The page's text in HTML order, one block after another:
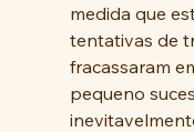
medida que
tentativas de
fracassaram
pequeno